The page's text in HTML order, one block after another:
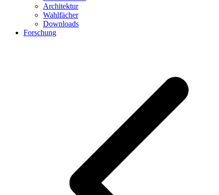
Architektur
Wahlfächer
Downloads
Forschung